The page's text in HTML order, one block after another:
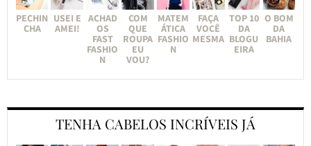
PECHIN
CHA
USEI E
AMEI!
ACHAD
OS
FAST
FASHIO
N
COM
QUE
ROUPA
EU
VOU?
MATEM
ÁTICA
FASHIO
N
FAÇA
VOCÊ
MESMA
TOP 10
DA
BLOGU
EIRA
O BOM
DA
BAHIA
TENHA CABELOS INCRÍVEIS JÁ